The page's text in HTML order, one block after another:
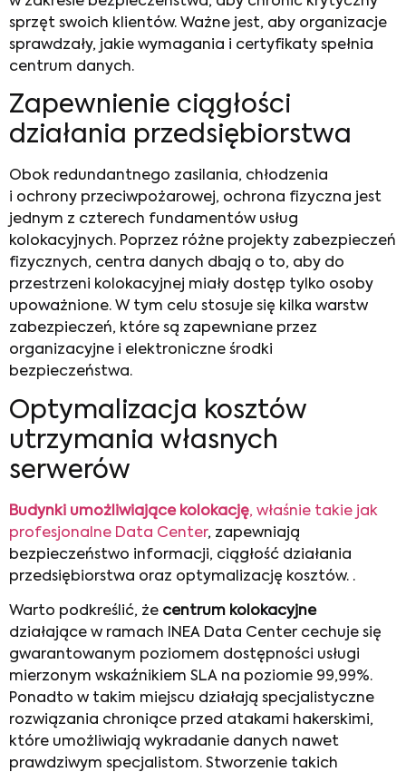
sprzęt swoich klientów. Ważne jest, aby organizacje
sprawdzały, jakie wymagania i certyfikaty spełnia
centrum danych.
Zapewnienie ciągłości
działania przedsiębiorstwa
Obok redundantnego zasilania, chłodzenia
i ochrony przeciwpożarowej, ochrona fizyczna jest
jednym z czterech fundamentów usług
kolokacyjnych. Poprzez różne projekty zabezpieczeń
fizycznych, centra danych dbają o to, aby do
przestrzeni kolokacyjnej miały dostęp tylko osoby
upoważnione. W tym celu stosuje się kilka warstw
zabezpieczeń, które są zapewniane przez
organizacyjne i elektroniczne środki
bezpieczeństwa.
Optymalizacja kosztów
utrzymania własnych
serwerów
Budynki umożliwiające kolokację, właśnie takie jak
profesjonalne Data Center, zapewniają
bezpieczeństwo informacji, ciągłość działania
przedsiębiorstwa oraz optymalizację kosztów. .
Warto podkreślić, że centrum kolokacyjne
działające w ramach INEA Data Center cechuje się
gwarantowanym poziomem dostępności usługi
mierzonym wskaźnikiem SLA na poziomie 99,99%.
Ponadto w takim miejscu działają specjalistyczne
rozwiązania chroniące przed atakami hakerskimi,
które umożliwiają wykradanie danych nawet
prawdziwym specjalistom. Stworzenie takich